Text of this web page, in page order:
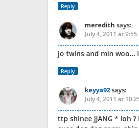
Reply
meredith says:
July 4, 2011 at 9:55
jo twins and min woo…
Reply
keyya92says:
July 4, 2011 at
ttp shinee JJANG * loh